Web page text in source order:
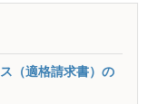
（適格請求書）の